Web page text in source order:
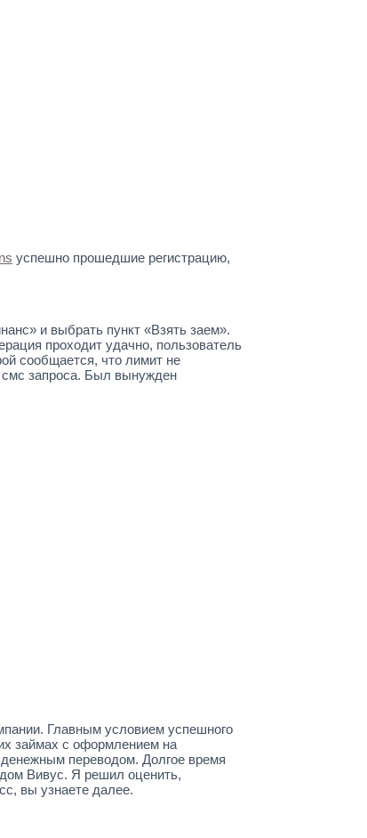
успешно прошедшие регистрацию,
и выбрать пункт «Взять заем».
проходит удачно, пользователь
сообщается, что лимит не
смс запроса. Был вынужден
Главным условием успешного
займах с оформлением на
переводом. Долгое время
Вивус. Я решил оценить,
вы узнаете далее.